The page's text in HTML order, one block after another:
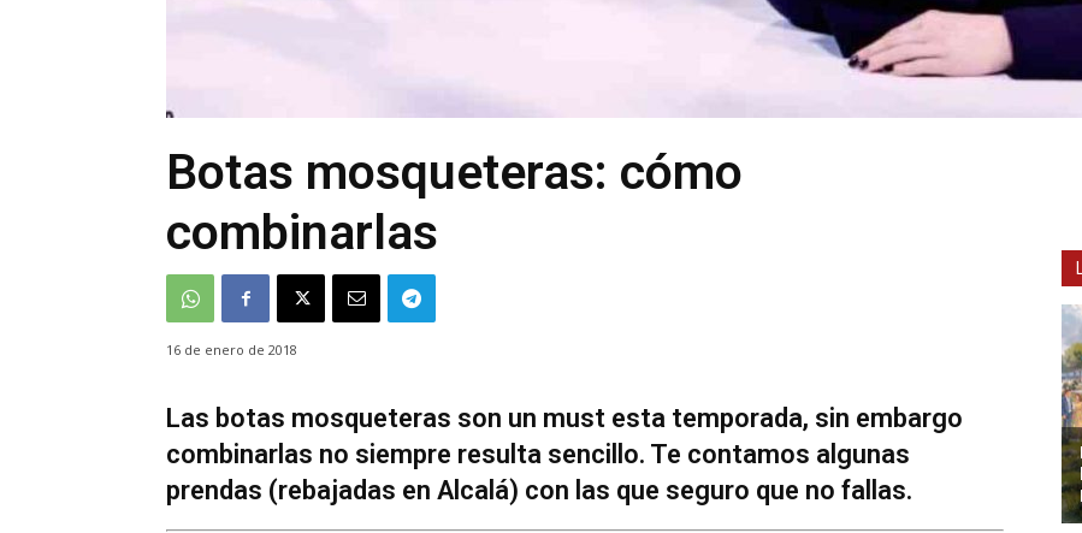
Botas mosqueteras: cómo
combinarlas
16 de enero de 2018
Las botas mosqueteras son un must esta temporada, sin embargo
combinarlas no siempre resulta sencillo. Te contamos algunas
prendas (rebajadas en Alcalá) con las que seguro que no fallas.